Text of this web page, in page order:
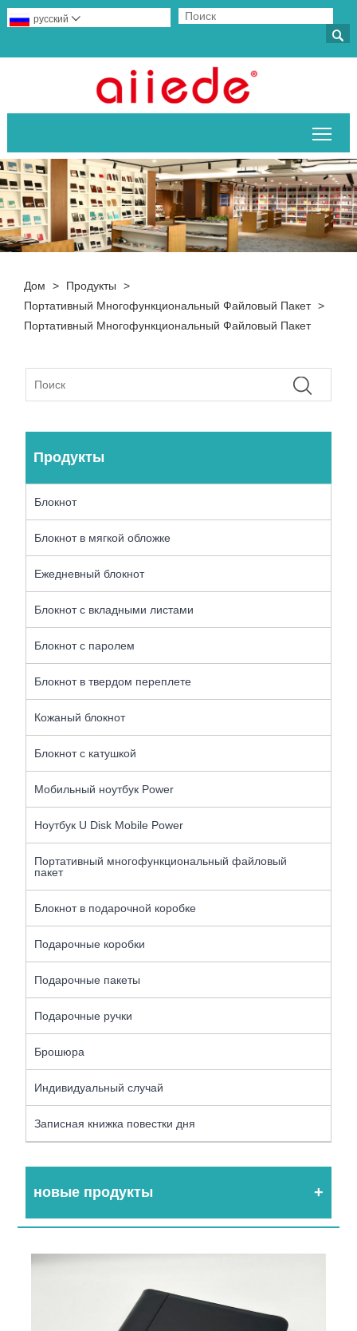

русский 
Дом > Продукты
>
Портативный Многофункциональный Файловый Пакет >
Портативный Многофункциональный Файловый Пакет
Продукты
Блокнот
Блокнот в мягкой обложке
Ежедневный блокнот
Блокнот с вкладными листами
Блокнот с паролем
Блокнот в твердом переплете
Кожаный блокнот
Блокнот с катушкой
Мобильный ноутбук Power
Ноутбук U Disk Mobile Power
Портативный многофункциональный файловый
пакет
Блокнот в подарочной коробке
Подарочные коробки
Подарочные пакеты
Подарочные ручки
Брошюра
Индивидуальный случай
Записная книжка повестки дня
новые продукты